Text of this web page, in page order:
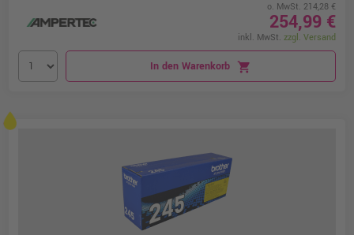
o. MwSt. 214,28 €
254,99 €
inkl. MwSt. zzgl. Versand
In den Warenkorb shopping_cart